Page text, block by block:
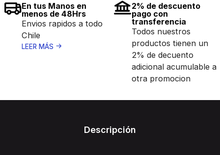
En tus Manos en
menos de 48Hrs
Envios rapidos a todo
Chile
LEER MÁS
2% de descuento
pago con
transferencia
Todos nuestros
productos tienen un
2% de decuento
adicional acumulable a
otra promocion
Descripción